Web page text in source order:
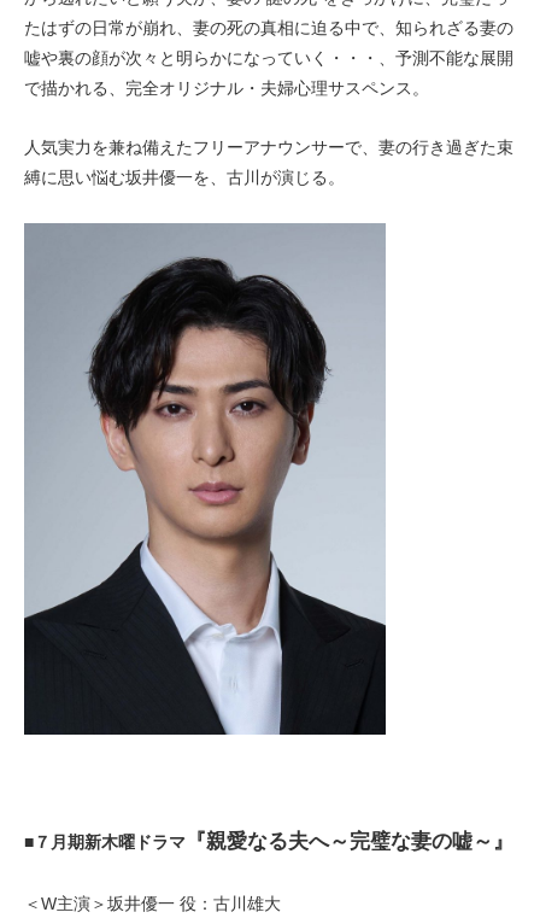
たはずの日常が崩れ、妻の死の真相に迫る中で、知られざる妻の
嘘や裏の顔が次々と明らかになっていく・・・、予測不能な展開
で描かれる、完全オリジナル・夫婦心理サスペンス。
人気実力を兼ね備えたフリーアナウンサーで、妻の行き過ぎた束
縛に思い悩む坂井優一を、古川が演じる。
■７月期新木曜ドラマ 『親愛なる夫へ～完璧な妻の嘘～』
＜W主演＞坂井優一 役：古川雄大